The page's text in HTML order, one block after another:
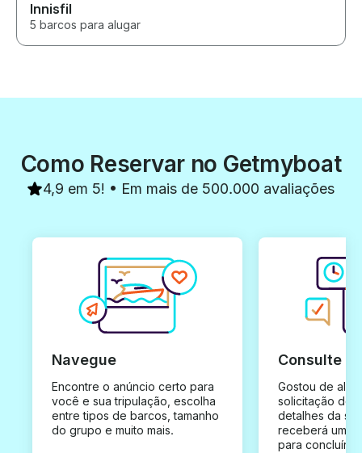
Innisfil
5 barcos para alugar
Como Reservar no Getmyboat
4,9 em 5! • Em mais de 500.000 avaliações
Navegue
Encontre o anúncio certo para
você e sua tripulação, escolha
entre tipos de barcos, tamanho
do grupo e muito mais.
Consulte e
Gostou de
solicitação de
detalhes da
receberá uma
para concluír a